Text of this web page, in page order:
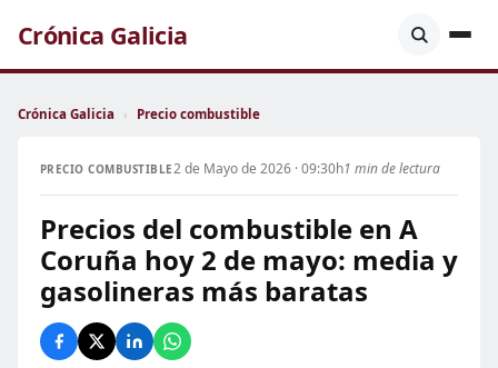
Crónica Galicia
Crónica Galicia › Precio combustible
PRECIO COMBUSTIBLE2 de Mayo de 2026 · 09:30h1 min de lectura
Precios del combustible en A
Coruña hoy 2 de mayo: media y
gasolineras más baratas